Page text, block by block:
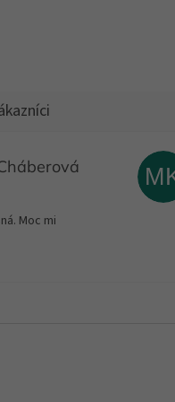
obchodu je 5 z 5 hvězdiček.
Moc mi